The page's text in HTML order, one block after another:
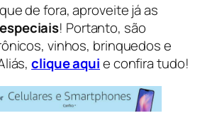
de fora, aproveite já as
! Portanto, são
vinhos, brinquedos e
clique aquie confira tudo!